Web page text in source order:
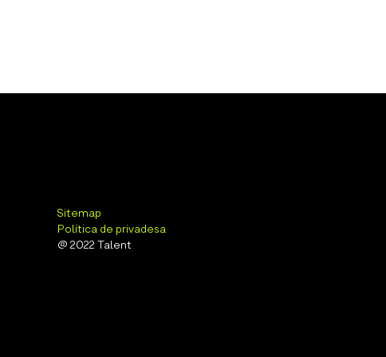
Sitemap
Política de privadesa
@ 2022 Talent